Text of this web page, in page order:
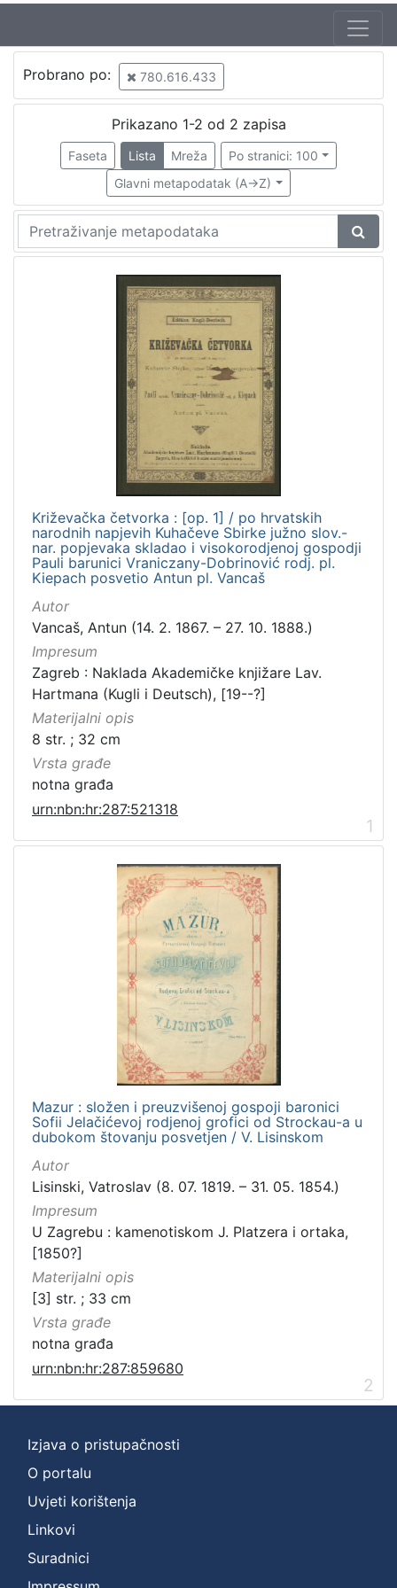
Jezik
hrvatski
Zbirka
Notni zapisi
1
Probrano po: 780.616.433
Prikazano 1-2 od 2 zapisa
Faseta Lista Mreža
Po stranici: 100
Glavni metapodatak (A->Z)
Križevačka četvorka : [op. 1] / po hrvatskih
narodnih napjevih Kuhačeve Sbirke južno slov.-
nar. popjevaka skladao i visokorodjenoj gospodji
Pauli barunici Vraniczany-Dobrinović rodj. pl.
Kiepach posvetio Antun pl. Vancaš
Autor
Vancaš, Antun (14. 2. 1867. – 27. 10. 1888.)
Impresum
Zagreb : Naklada Akademičke knjižare Lav.
Hartmana (Kugli i Deutsch), [19--?]
Materijalni opis
8 str. ; 32 cm
Vrsta građe
notna građa
urn:nbn:hr:287:521318
1
Mazur : složen i preuzvišenoj gospoji baronici
Sofii Jelačićevoj rodjenoj grofici od Strockau-a u
dubokom štovanju posvetjen / V. Lisinskom
Autor
Lisinski, Vatroslav (8. 07. 1819. – 31. 05. 1854.)
Impresum
U Zagrebu : kamenotiskom J. Platzera i ortaka,
[1850?]
Materijalni opis
[3] str. ; 33 cm
Vrsta građe
notna građa
urn:nbn:hr:287:859680
2
Izjava o pristupačnosti
O portalu
Uvjeti korištenja
Linkovi
Suradnici